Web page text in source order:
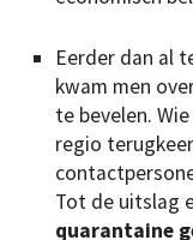
Eerder dan al
kwam men
te bevelen.
regio
Tot de uitslag
quarantaine